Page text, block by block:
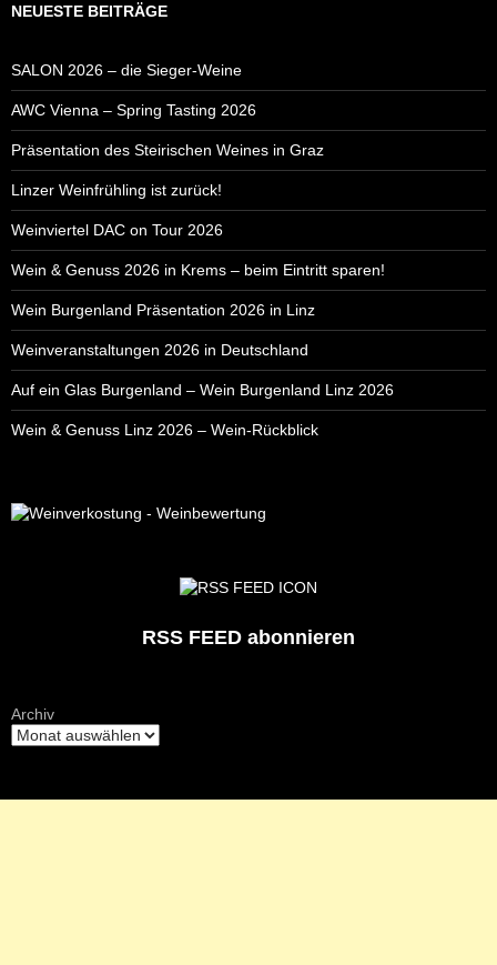
NEUESTE BEITRÄGE
SALON 2026 – die Sieger-Weine
AWC Vienna – Spring Tasting 2026
Präsentation des Steirischen Weines in Graz
Linzer Weinfrühling ist zurück!
Weinviertel DAC on Tour 2026
Wein & Genuss 2026 in Krems – beim Eintritt sparen!
Wein Burgenland Präsentation 2026 in Linz
Weinveranstaltungen 2026 in Deutschland
Auf ein Glas Burgenland – Wein Burgenland Linz 2026
Wein & Genuss Linz 2026 – Wein-Rückblick
RSS FEED abonnieren
Archiv